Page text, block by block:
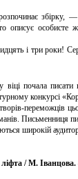
збірку,
описує
і три роки!
віці почала
конкурсі
переможців
Письменниця
широкій
/ М.